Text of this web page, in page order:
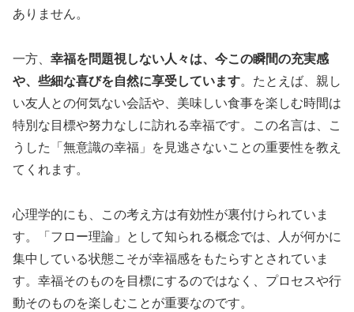
ありません。
一方、 幸福を問題視しない人々は、今この瞬間の充実感
や、些細な喜びを自然に享受しています。たとえば、親し
い友人との何気ない会話や、美味しい食事を楽しむ時間は
特別な目標や努力なしに訪れる幸福です。この名言は、こ
うした「無意識の幸福」を見逃さないことの重要性を教え
てくれます。
心理学的にも、この考え方は有効性が裏付けられていま
す。「フロー理論」として知られる概念では、人が何かに
集中している状態こそが幸福感をもたらすとされていま
す。幸福そのものを目標にするのではなく、プロセスや行
動そのものを楽しむことが重要なのです。